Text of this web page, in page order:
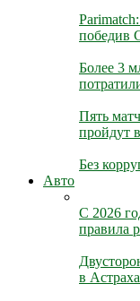
победив
Более 3
Пять
пройдут
Без
Авто
С 2026
правила
в